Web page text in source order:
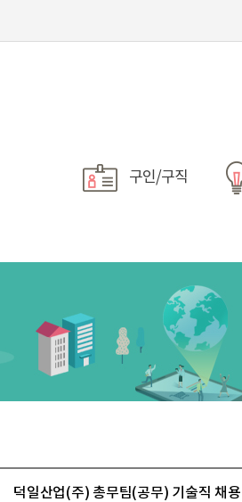
구인/구직
덕일산업(주) 총무팀(공무) 기술직 채용